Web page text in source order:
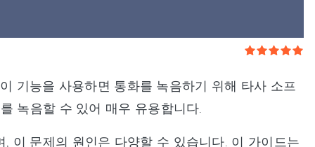
기능을 사용하면 통화를 녹음하기 위해 타사 소프
녹음할 수 있어 매우 유용합니다.
이 문제의 원인은 다양할 수 있습니다. 이 가이드는